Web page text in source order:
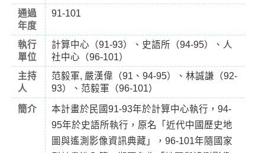
通過
年度
91-101
執行
單位
計算中心（91-93）、史語所（94-95）、人
社中心（96-101）
主持
人
范毅軍, 嚴漢偉（91、94-95）、林誠謙（92-
93）、范毅軍（96-101）
簡介
本計畫於民國91-93年於計算中心執行，94-
95年於史語所執行，原名「近代中國歷史地
圖與遙測影像資訊典藏」，96-101年隨國家